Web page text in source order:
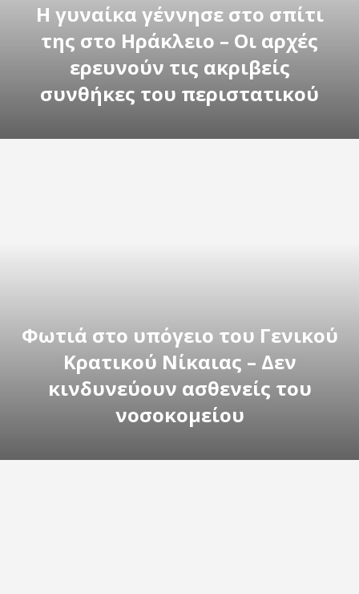
Η γυναίκα γέννησε στο σπίτι
της στο Ηράκλειο – Οι αρχές
ερευνούν τις ακριβείς
συνθήκες του περιστατικού
Φωτιά στο υπόγειο του Γενικού
Κρατικού Νίκαιας – Δεν
κινδυνεύουν ασθενείς του
νοσοκομείου